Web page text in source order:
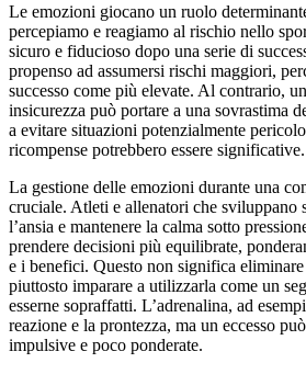
Le emozioni giocano un ruolo
percepiamo e reagiamo al rischio nello
sicuro e fiducioso dopo una serie di
propenso ad assumersi rischi maggiori,
successo come più elevate. Al contrario,
insicurezza può portare a una sovrastima
a evitare situazioni potenzialmente
ricompense potrebbero essere significative.
La gestione delle emozioni durante una
cruciale. Atleti e allenatori che sviluppano
l’ansia e mantenere la calma sotto
prendere decisioni più equilibrate,
e i benefici. Questo non significa
piuttosto imparare a utilizzarla come un
esserne sopraffatti. L’adrenalina, ad
reazione e la prontezza, ma un eccesso
impulsive e poco ponderate.